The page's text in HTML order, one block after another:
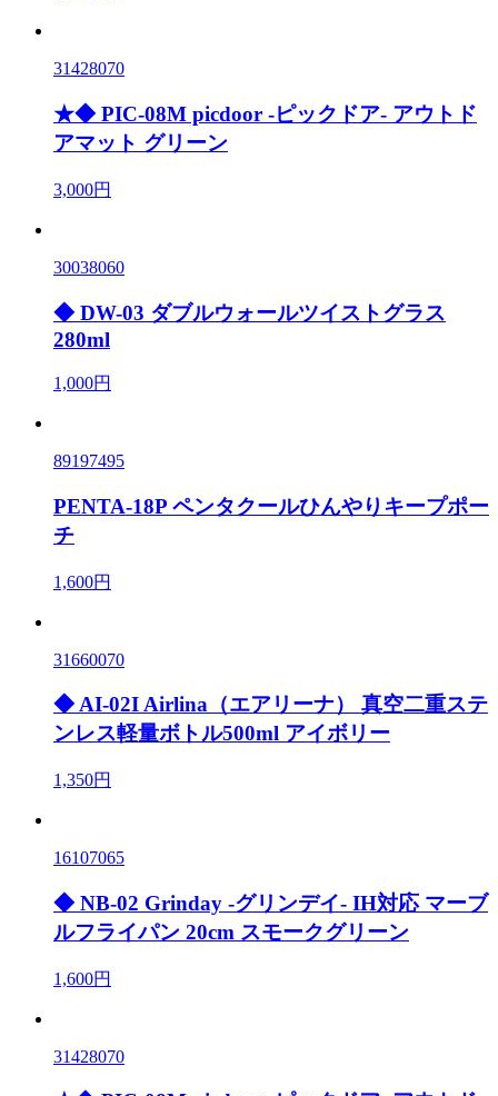
31428070
★◆ PIC-08M picdoor -ピックドア- アウトド
アマット グリーン
3,000円
30038060
◆ DW-03 ダブルウォールツイストグラス
280ml
1,000円
89197495
PENTA-18P ペンタクールひんやりキープポー
チ
1,600円
31660070
◆ AI-02I Airlina（エアリーナ） 真空二重ステ
ンレス軽量ボトル500ml アイボリー
1,350円
16107065
◆ NB-02 Grinday -グリンデイ- IH対応 マーブ
ルフライパン 20cm スモークグリーン
1,600円
31428070